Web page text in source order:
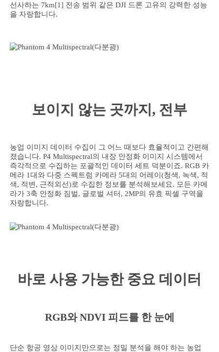
선사하는 7km[1] 전송 범위 같은 DJI 드론 고유의 강력한 성능
을 자랑합니다.
보이지 않는 곳까지, 전부
농업 이미지 데이터 수집이 그 어느 때보다 효율적이고 간편해
졌습니다. P4 Multispectral의 내장 안정화 이미지 시스템에서
즉각적으로 수집하는 포괄적인 데이터 세트 덕분이죠. RGB 카
메라 1대와 다중 스펙트럼 카메라 5대의 어레이(청색, 녹색, 적
색, 적변, 근적외선)로 수집한 정보를 분석해보세요. 모든 카메
라가 3축 안정화 짐벌, 글로벌 셔터, 2MP의 유효 픽셀 구역을
자랑합니다.
바로 사용 가능한 중요 데이터
RGB와 NDVI 피드를 한 눈에
단순 항공 영상 이미지만으로는 정밀 분석을 해야 하는 농업